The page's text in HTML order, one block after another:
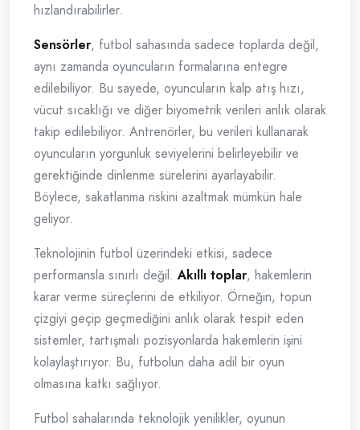
hızlandırabilirler.
Sensörler, futbol sahasında sadece toplarda değil,
aynı zamanda oyuncuların formalarına entegre
edilebiliyor. Bu sayede, oyuncuların kalp atış hızı,
vücut sıcaklığı ve diğer biyometrik verileri anlık olarak
takip edilebiliyor. Antrenörler, bu verileri kullanarak
oyuncuların yorgunluk seviyelerini belirleyebilir ve
gerektiğinde dinlenme sürelerini ayarlayabilir.
Böylece, sakatlanma riskini azaltmak mümkün hale
geliyor.
Teknolojinin futbol üzerindeki etkisi, sadece
performansla sınırlı değil.Akıllı toplar, hakemlerin
karar verme süreçlerini de etkiliyor. Örneğin, topun
çizgiyi geçip geçmediğini anlık olarak tespit eden
sistemler, tartışmalı pozisyonlarda hakemlerin işini
kolaylaştırıyor. Bu, futbolun daha adil bir oyun
olmasına katkı sağlıyor.
Futbol sahalarında teknolojik yenilikler, oyunun